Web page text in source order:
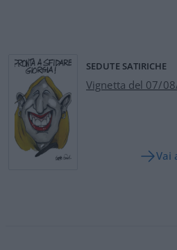
SEDUTE SATIRICHE
Vignetta del 07/
Vai